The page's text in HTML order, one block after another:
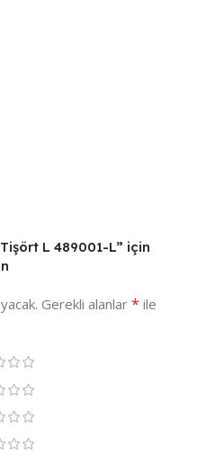
L 489001-L” için
Gerekli alanlar * ile